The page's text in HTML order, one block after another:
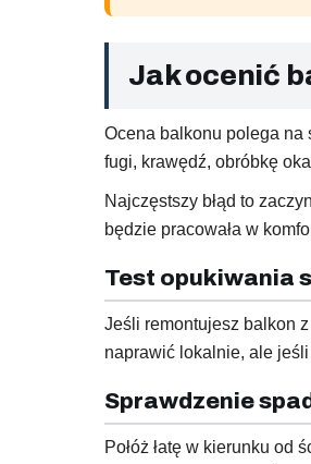
Jak ocenić
Ocena balkonu polega na
fugi, krawędź, obróbkę
Najczęstszy błąd to
będzie pracowała w
Test opukiwania
Jeśli remontujesz balkon
naprawić lokalnie, ale
Sprawdzenie
Połóż łatę w kierunku od